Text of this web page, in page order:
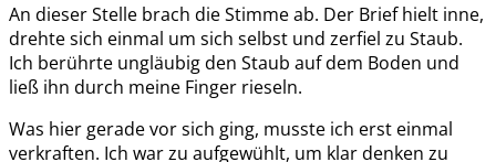
An dieser Stelle brach die Stimme ab. Der Brief hielt inne,
drehte sich einmal um sich selbst und zerfiel zu Staub.
Ich berührte ungläubig den Staub auf dem Boden und
ließ ihn durch meine Finger rieseln.
Was hier gerade vor sich ging, musste ich erst einmal
verkraften. Ich war zu aufgewühlt, um klar denken zu